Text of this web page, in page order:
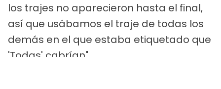
los trajes no aparecieron hasta el final,
así que usábamos el traje de todas los
demás en el que estaba etiquetado que
'Todas' cabrían".